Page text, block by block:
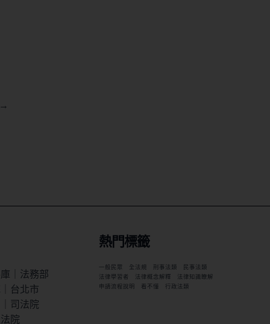
｜法務部
台北市
司法院
院
熱門標籤
一般民眾 全法規 刑事法類
民事法類
法律學習者
法律概念解釋
法律知識瞭解
申請流程說明
看不懂 行政法類